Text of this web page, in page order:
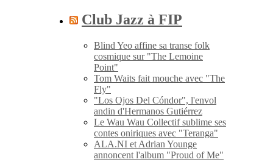
Club Jazz à FIP
Blind Yeo affine sa transe folk
cosmique sur "The Lemoine
Point"
Tom Waits fait mouche avec "The
Fly"
"Los Ojos Del Cóndor", l'envol
andin d'Hermanos Gutiérrez
Le Wau Wau Collectif sublime ses
contes oniriques avec "Teranga"
ALA.NI et Adrian Younge
annoncent l'album "Proud of Me"